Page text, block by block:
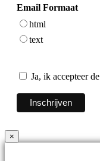
Email Formaat
html
text
Ja, ik accepteer de
×